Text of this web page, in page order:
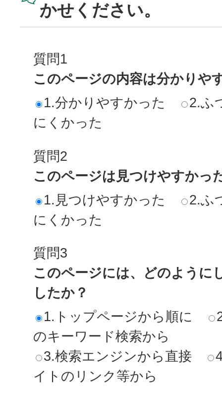
かせください。
質問1
このページの内容は分かりや
1.分かりやすかった
2.ふ
にくかった
質問2
このページは見つけやすかっ
1.見つけやすかった
2.ふ
にくかった
質問3
このページには、どのように
したか？
1.トップページから順に
のキーワード検索から
3.検索エンジンから直接
イトのリンク等から